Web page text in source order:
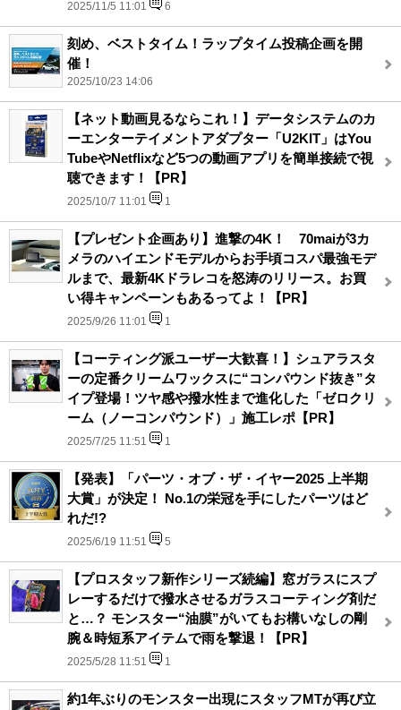
2025/11/5 11:01 6
刻め、ベストタイム！ラップタイム投稿企画を開
催！
2025/10/23 14:06
【ネット動画見るならこれ！】データシステムのカ
ーエンターテイメントアダプター「U2KIT」はYou
TubeやNetflixなど5つの動画アプリを簡単接続で視
聴できます！【PR】
2025/10/7 11:01 1
【プレゼント企画あり】進撃の4K！ 70maiが3カ
メラのハイエンドモデルからお手頃コスパ最強モデ
ルまで、最新4Kドラレコを怒涛のリリース。お買
い得キャンペーンもあるってよ！【PR】
2025/9/26 11:01 1
【コーティング派ユーザー大歓喜！】シュアラスタ
ーの定番クリームワックスに“コンパウンド抜き”タ
イプ登場！ツヤ感や撥水性まで進化した「ゼロクリ
ーム（ノーコンパウンド）」施工レポ【PR】
2025/7/25 11:51 1
【発表】「パーツ・オブ・ザ・イヤー2025 上半期
大賞」が決定！ No.1の栄冠を手にしたパーツはど
れだ!?
2025/6/19 11:51 5
【プロスタッフ新作シリーズ続編】窓ガラスにスプ
レーするだけで撥水させるガラスコーティング剤だ
と…？ モンスター“油膜”がいてもお構いなしの剛
腕＆時短系アイテムで雨を撃退！【PR】
2025/5/28 11:51 1
約1年ぶりのモンスター出現にスタッフMTが再び立